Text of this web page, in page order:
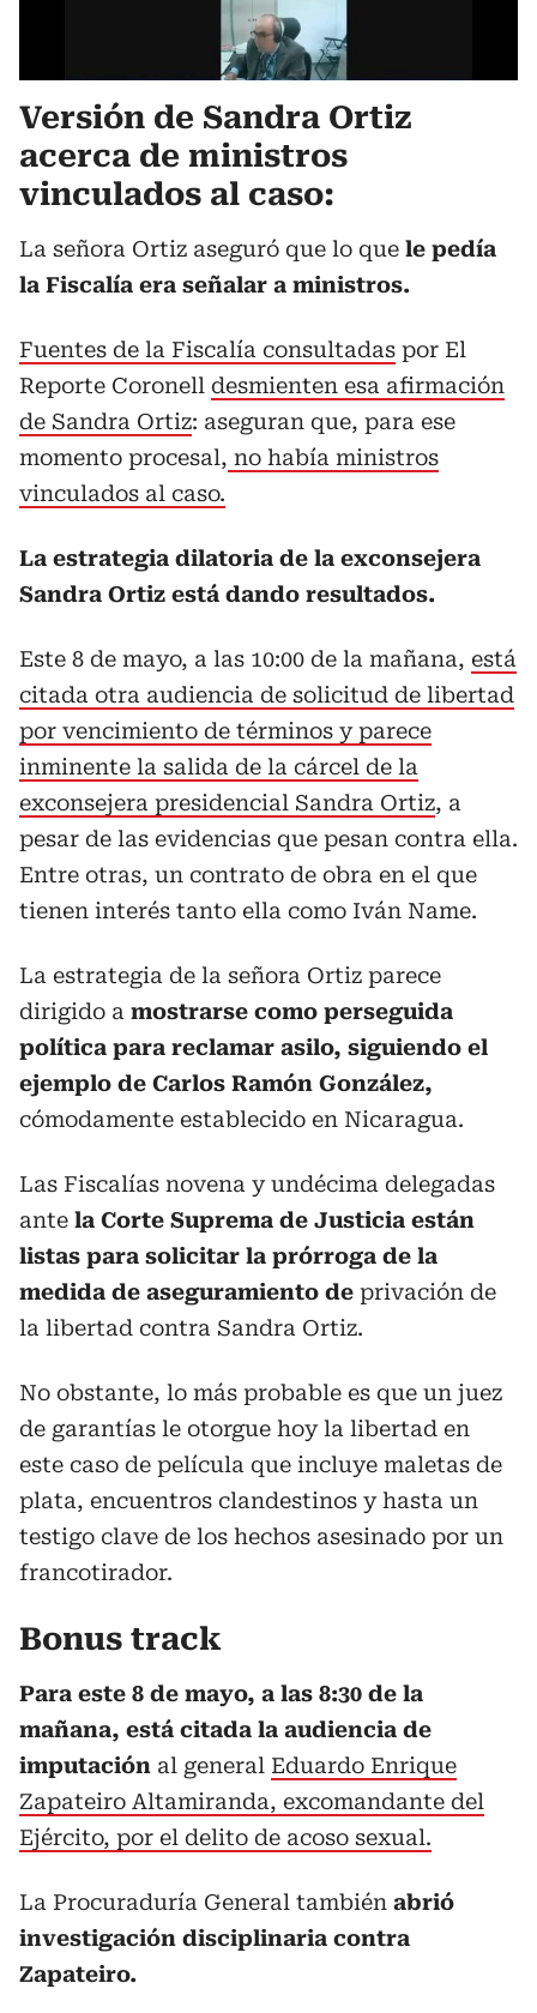
Versión de Sandra Ortiz
acerca de ministros
vinculados al caso:
La señora Ortiz aseguró que lo que le pedía
la Fiscalía era señalar a ministros.
Fuentes de la Fiscalía consultadas por El
Reporte Coronell desmienten esa afirmación
de Sandra Ortiz: aseguran que, para ese
momento procesal, no había ministros
vinculados al caso.
La estrategia dilatoria de la exconsejera
Sandra Ortiz está dando resultados.
Este 8 de mayo, a las 10:00 de la mañana, está
citada otra audiencia de solicitud de libertad
por vencimiento de términos y parece
inminente la salida de la cárcel de la
exconsejera presidencial Sandra Ortiz, a
pesar de las evidencias que pesan contra ella.
Entre otras, un contrato de obra en el que
tienen interés tanto ella como Iván Name.
La estrategia de la señora Ortiz parece
dirigido a mostrarse como perseguida
política para reclamar asilo, siguiendo el
ejemplo de Carlos Ramón González,
cómodamente establecido en Nicaragua.
Las Fiscalías novena y undécima delegadas
ante la Corte Suprema de Justicia están
listas para solicitar la prórroga de la
medida de aseguramiento de privación de
la libertad contra Sandra Ortiz.
No obstante, lo más probable es que un juez
de garantías le otorgue hoy la libertad en
este caso de película que incluye maletas de
plata, encuentros clandestinos y hasta un
testigo clave de los hechos asesinado por un
francotirador.
Bonus track
Para este 8 de mayo, a las 8:30 de la
mañana, está citada la audiencia de
imputación al general Eduardo Enrique
Zapateiro Altamiranda, excomandante del
Ejército, por el delito de acoso sexual.
La Procuraduría General también abrió
investigación disciplinaria contra
Zapateiro.